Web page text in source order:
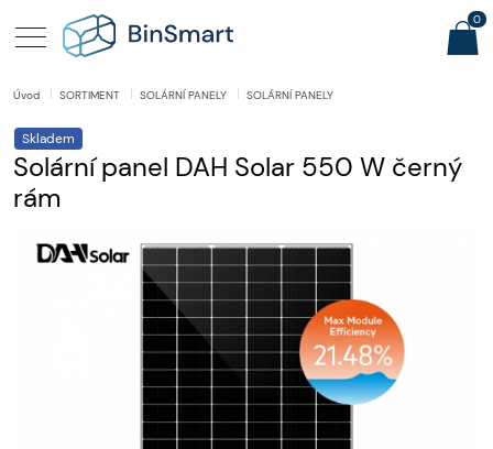
Úvod SORTIMENT SOLÁRNÍ PANELY SOLÁRNÍ PANELY
Skladem
Solární panel DAH Solar 550 W černý
rám
0